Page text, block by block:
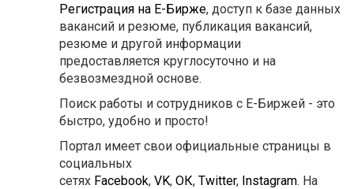
Регистрация на Е-Бирже, доступ к базе данных
вакансий и резюме, публикация вакансий,
резюме и другой информации
предоставляется круглосуточно и на
безвозмездной основе.
Поиск работы и сотрудников с Е-Биржей - это
быстро, удобно и просто!
Портал имеет свои официальные страницы в
социальных
сетях Facebook, VK, ОК, Twitter, Instagram. На